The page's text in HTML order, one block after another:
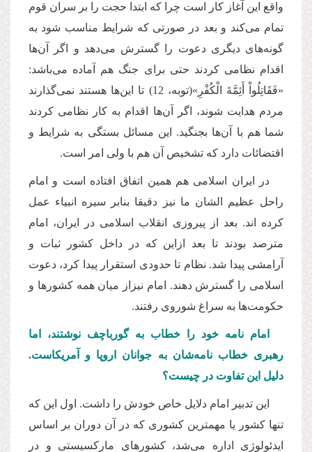
واقع این آغاز کار است چرا که ابتدا حجت را بر سران قوم
تمام می‌کند و بعد در صورتی که شرایط مناسب شود به
گونه‌های دیگری دعوت را گسترش می‌دهد و اگر آن‌ها
اقدام نظامی کردند حتی برای جنگ هم آماده می‌باشد:
«فَقَاتِلُواْ أَئِمَّةَ الْكُفْرِ»(توبه، 12) تا این‌ها هستند نمی‌گذارند
مردم هدایت شوند، اگر آن‌ها اقدام به کار نظامی کردند
شما هم با آن‌ها بجنگید. این مسائل بستگی به شرایط و
اقتضائات دارد که تشخیص آن هم با ولی امر است.
در ایران اسلامی هم همین اتفاق افتاده است و امام
راحل عظیم الشان ما نیز دقیقا بنابر سیره انبیاء عمل
کرده اند. بعد از پیروزی انقلاب اسلامی در ایران، امام
مترصد بودند تا بعد ازاین که در داخل کشور ثبات و
آرامشی پیدا شد. نظام تا حدودی استقرار پیدا کرد، دعوت
اسلامی را گسترش دهند. امام نیزاز میان همه کشورها و
حکومت‌ها به سراغ شوروی رفتند.
امام نامه خود را خطاب به گورباچف نوشتند، اما
رهبری خطاب نامه‌شان به جوانان اروپا و آمریكاست.
دلیل این تفاوت در چیست؟
این تدبیر امام دلایل خاص خودش را داشت. اول این که
تنها کشور یا مهمترین کشوری که در آن دوران بر اساس
ایدئولوژی اداره می‌شد، کشورهای مارکسیستی و در